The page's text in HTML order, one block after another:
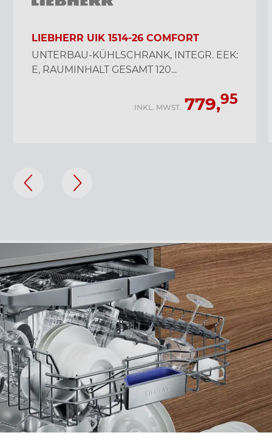
LIEBHERR UIK 1514-26 COMFORT
UNTERBAU-KÜHLSCHRANK, INTEGR. EEK:
E, RAUMINHALT GESAMT 120...
INKL. MWST. 779,95